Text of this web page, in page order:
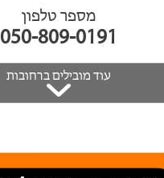
מספר טלפון
050-809-0191
עוד מובילים ברחובות